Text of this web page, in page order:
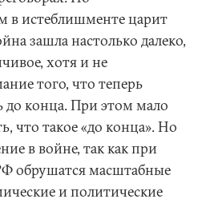
в истеблишменте царит
зашла настолько далеко,
хотя и не
того, что теперь
до конца. При этом мало
что такое «до конца». Но
в войне, так как при
обрушатся масштабные
и политические